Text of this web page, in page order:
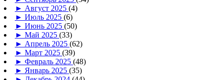
► Август 2025 (4)
► Июль 2025 (6)
► Июнь 2025 (50)
► Май 2025 (33)
► Апрель 2025 (62)
► Март 2025 (39)
► Февраль 2025 (48)
► Январь 2025 (35)